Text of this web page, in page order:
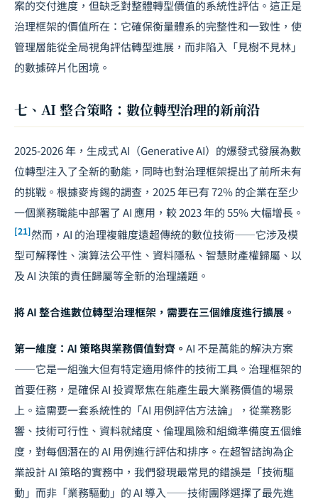
案的交付進度，但缺乏對整體轉型價值的系統性評估。這正是
治理框架的價值所在：它確保衡量體系的完整性和一致性，使
管理層能從全局視角評估轉型進展，而非陷入「見樹不見林」
的數據碎片化困境。
七、AI 整合策略：數位轉型治理的新前沿
2025-2026 年，生成式 AI（Generative AI）的爆發式發展為數
位轉型注入了全新的動能，同時也對治理框架提出了前所未有
的挑戰。根據麥肯錫的調查，2025 年已有 72% 的企業在至少
一個業務職能中部署了 AI 應用，較 2023 年的 55% 大幅增長。
[21]然而，AI 的治理複雜度遠超傳統的數位技術——它涉及模
型可解釋性、演算法公平性、資料隱私、智慧財產權歸屬、以
及 AI 決策的責任歸屬等全新的治理議題。
將 AI 整合進數位轉型治理框架，需要在三個維度進行擴展。
第一維度：AI 策略與業務價值對齊。 AI 不是萬能的解決方案
——它是一組強大但有特定適用條件的技術工具。治理框架的
首要任務，是確保 AI 投資聚焦在能產生最大業務價值的場景
上。這需要一套系統性的「AI 用例評估方法論」，從業務影
響、技術可行性、資料就緒度、倫理風險和組織準備度五個維
度，對每個潛在的 AI 用例進行評估和排序。在超智諮詢為企
業設計 AI 策略的實務中，我們發現最常見的錯誤是「技術驅
動」而非「業務驅動」的 AI 導入——技術團隊選擇了最先進